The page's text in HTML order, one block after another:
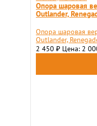
Опора шаровая
Outlander,
Опора шаровая
Outlander,
2 450 ₽ Цена: 2